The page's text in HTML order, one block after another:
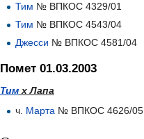
Тим № ВПКОС 4329/01
Тим № ВПКОС 4543/04
Джесси № ВПКОС 4581/04
Помет 01.03.2003
Тим х Лапа
ч. Марта № ВПКОС 4626/05